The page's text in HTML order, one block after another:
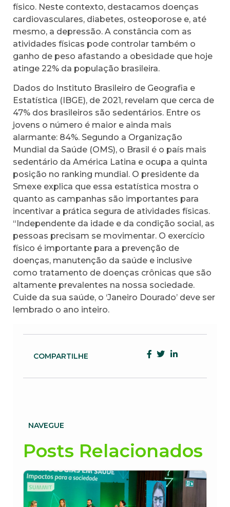
físico. Neste contexto, destacamos doenças
cardiovasculares, diabetes, osteoporose e, até
mesmo, a depressão. A constância com as
atividades físicas pode controlar também o
ganho de peso afastando a obesidade que hoje
atinge 22% da população brasileira.
Dados do Instituto Brasileiro de Geografia e
Estatística (IBGE), de 2021, revelam que cerca de
47% dos brasileiros são sedentários. Entre os
jovens o número é maior e ainda mais
alarmante: 84%. Segundo a Organização
Mundial da Saúde (OMS), o Brasil é o país mais
sedentário da América Latina e ocupa a quinta
posição no ranking mundial. O presidente da
Smexe explica que essa estatística mostra o
quanto as campanhas são importantes para
incentivar a prática segura de atividades físicas.
“Independente da idade e da condição social, as
pessoas precisam se movimentar. O exercício
físico é importante para a prevenção de
doenças, manutenção da saúde e inclusive
como tratamento de doenças crônicas que são
altamente prevalentes na nossa sociedade.
Cuide da sua saúde, o ‘Janeiro Dourado’ deve ser
lembrado o ano inteiro.
COMPARTILHE
NAVEGUE
Posts Relacionados